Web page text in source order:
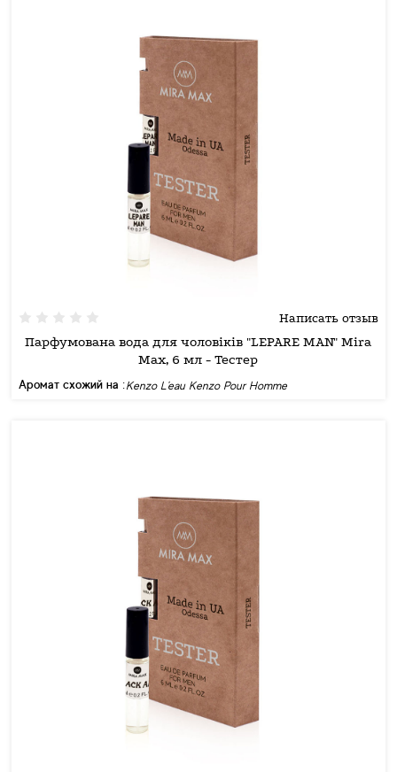
Написать отзыв
Парфумована вода для чоловіків "LEPARE MAN" Mira
Max, 6 мл - Тестер
Аромат схожий на :Kenzo L'eau Kenzo Pour Homme